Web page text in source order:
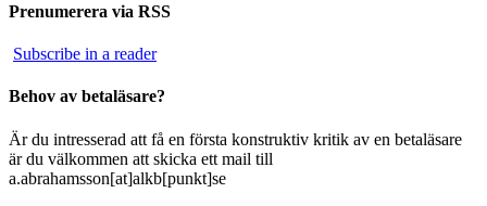
Prenumerera via RSS
Subscribe in a reader
Behov av betaläsare?
Är du intresserad att få en första konstruktiv kritik av en betaläsare
är du välkommen att skicka ett mail till
a.abrahamsson[at]alkb[punkt]se